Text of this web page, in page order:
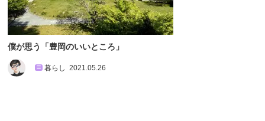
僕が思う「豊岡のいいところ」
暮らし 2021.05.26